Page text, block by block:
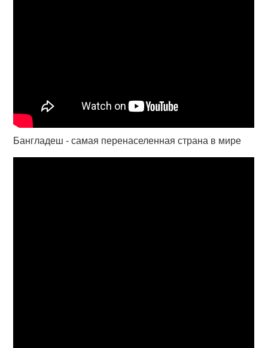
Бангладеш - самая перенаселенная страна в мире